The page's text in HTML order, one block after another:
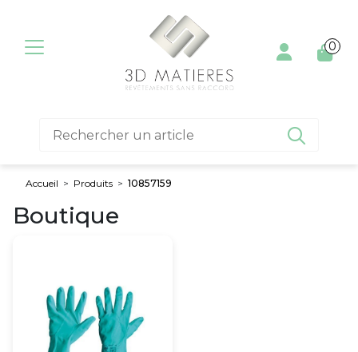
 0
Accueil > Produits > 10857159
Boutique